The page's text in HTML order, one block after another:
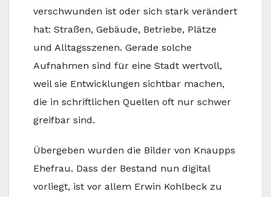
verschwunden ist oder sich stark verändert
hat: Straßen, Gebäude, Betriebe, Plätze
und Alltagsszenen. Gerade solche
Aufnahmen sind für eine Stadt wertvoll,
weil sie Entwicklungen sichtbar machen,
die in schriftlichen Quellen oft nur schwer
greifbar sind.
Übergeben wurden die Bilder von Knaupps
Ehefrau. Dass der Bestand nun digital
vorliegt, ist vor allem Erwin Kohlbeck zu